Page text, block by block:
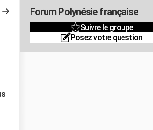
Forum Polynésie française
Suivre le groupe
Posez votre question